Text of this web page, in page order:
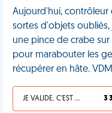
Aujourd'hui, contrôleur
sortes d'objets
une pince de crabe
pour marabouter les
récupérer en hâte. VDM
JE VALIDE, C'EST UNE VDM 3